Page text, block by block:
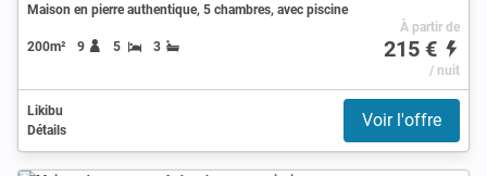
Maison en pierre authentique, 5 chambres, avec piscine
200m² 9 5 3
À partir de
215 €
/ nuit
Likibu
Détails
Voir l'offre